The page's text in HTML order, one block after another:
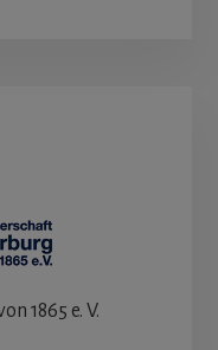
1865 e. V.